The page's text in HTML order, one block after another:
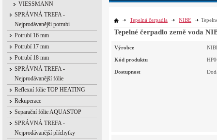
VIESSMANN
SPRÁVNÁ TREFA -
Nejprodávanější potrubí
Potrubí 16 mm
Potrubí 17 mm
Potrubí 18 mm
SPRÁVNÁ TREFA -
Nejprodávanější fólie
Reflexní fólie TOP HEATING
Rekuperace
Separační fólie AQUASTOP
SPRÁVNÁ TREFA -
Nejprodávanější příchytky
Tepelná čerpadla NIBE
Tepelné čerpadlo země voda
Výrobce
Kód produktu
Dostupnost